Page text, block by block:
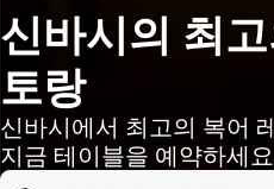
신바시의 최
토랑
신바시에서 최고의 복어
지금 테이블을 예약하세